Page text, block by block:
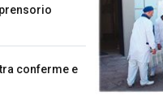
conferme e